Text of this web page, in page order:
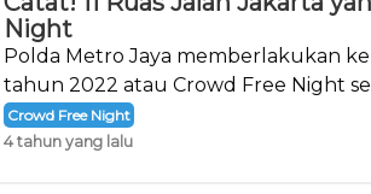
Night
Polda Metro Jaya memberlakukan
tahun 2022 atau Crowd Free Night
Crowd Free Night
4 tahun yang lalu